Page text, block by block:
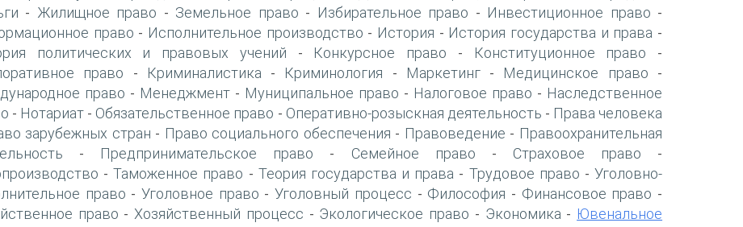
- Жилищное право - Земельное право - Избирательное право - Инвестиционное право -
право - Исполнительное производство - История - История государства и права -
политических и правовых учений - Конкурсное право - Конституционное право -
право - Криминалистика - Криминология - Маркетинг- Медицинское право -
право - Менеджмент - Муниципальное право - Налоговое право - Наследственное
- Нотариат - Обязательственное право - Оперативно-розыскная деятельность - Права человека
зарубежных стран - Право социального обеспечения - Правоведение - Правоохранительная
- Предпринимательское право - Семейное право - Страховое право -
-Таможенное право - Теория государства и права - Трудовое право -Уголовно-
право -Уголовное право -Уголовный процесс - Философия - Финансовое право -
право - Хозяйственный процесс - Экологическое право - Экономика - Ювенальное